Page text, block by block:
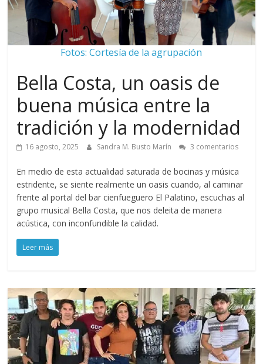
Fotos: Cortesía de la agrupación
Bella Costa, un oasis de
buena música entre la
tradición y la modernidad
16 agosto, 2025 Sandra M. Busto Marín 3 comentarios
En medio de esta actualidad saturada de bocinas y música
estridente, se siente realmente un oasis cuando, al caminar
frente al portal del bar cienfueguero El Palatino, escuchas al
grupo musical Bella Costa, que nos deleita de manera
acústica, con inconfundible la calidad.
Leer más